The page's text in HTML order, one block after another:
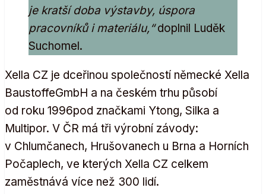
je kratší doba výstavby, úspora
pracovníků i materiálu,“doplnil Luděk
Suchomel.
Xella CZ je dceřinou společností německé Xella
BaustoffeGmbH a na českém trhu působí
od roku 1996pod značkami Ytong, Silka a
Multipor. V ČR má tři výrobní závody:
v Chlumčanech, Hrušovanech u Brna a Horních
Počaplech, ve kterých Xella CZ celkem
zaměstnává více než 300 lidí.